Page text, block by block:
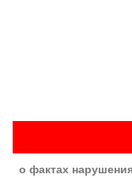
о фактах